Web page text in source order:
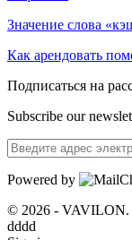
Значение слова
Как арендовать
Подписаться на
Subscribe our
Powered by
© 2026 - VAVILON.
dddd